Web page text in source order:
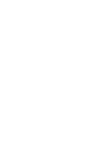
DE SUÈDE
DE